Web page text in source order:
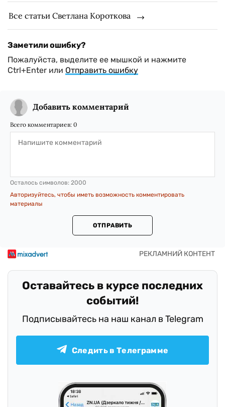
Все статьи Светлана Короткова
Заметили ошибку?
Пожалуйста, выделите ее мышкой и нажмите
Ctrl+Enter или Отправить ошибку
Добавить комментарий
Всего комментариев: 0
Осталось символов: 2000
Авторизуйтесь, чтобы иметь возможность комментировать
материалы
ОТПРАВИТЬ
Оставайтесь в курсе последних
событий!
Подписывайтесь на наш канал в Telegram
Следить в Телеграмме